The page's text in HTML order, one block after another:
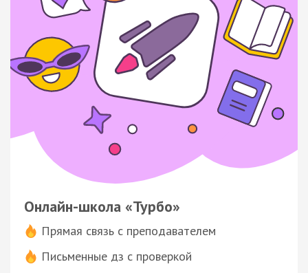
Онлайн-школа «Турбо»
Прямая связь с преподавателем
Письменные дз с проверкой